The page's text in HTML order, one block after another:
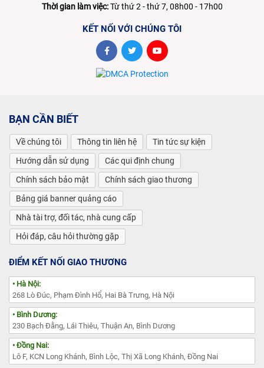
Thời gian làm việc:Từ thứ 2 - thứ 7, 08h00 - 17h00
KẾT NỐI VỚI CHÚNG TÔI
BẠN CẦN BIẾT
Về chúng tôi Thông tin liên hệ
Tin tức sự kiện
Hướng dẫn sử dụng
Các qui định chung
Chính sách bảo mật
Chính sách giao thương
Bảng giá banner quảng cáo
Nhà tài trợ, đối tác, nhà cung cấp
Hỏi đáp, câu hỏi thường gặp
ĐIỂM KẾT NỐI GIAO THƯƠNG
• Hà Nội:
268 Lò Đúc, Phạm Đình Hổ, Hai Bà Trưng, Hà Nội
• Bình Dương:
230 Bạch Đằng, Lái Thiêu, Thuận An, Bình Dương
• Đồng Nai:
Lô F, KCN Long Khánh, Bình Lộc, Thị Xã Long Khánh, Đồng Nai